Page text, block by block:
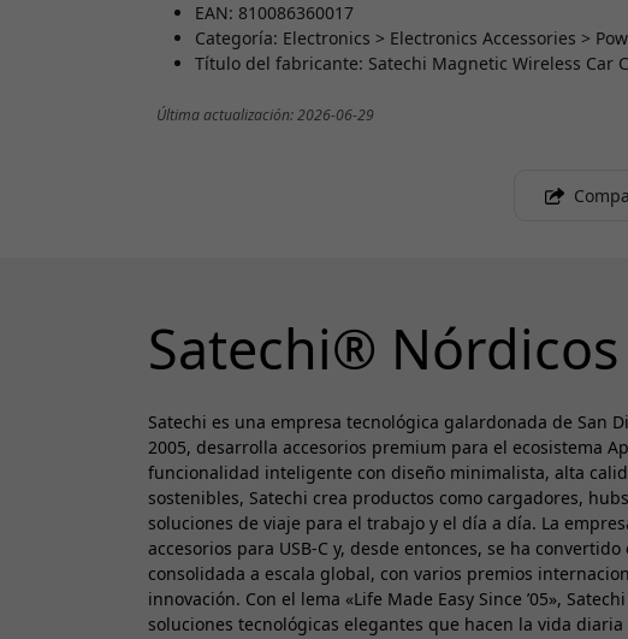
EAN: 810086360017
Categoría: Electronics > Electronics Accessories >
Título del fabricante: Satechi Magnetic Wireless Car
Última actualización: 2026-06-29
Satechi® Nórdicos
Satechi es una empresa tecnológica galardonada de San
2005, desarrolla accesorios premium para el ecosistema
funcionalidad inteligente con diseño minimalista, alta
sostenibles, Satechi crea productos como cargadores,
soluciones de viaje para el trabajo y el día a día. La
accesorios para USB-C y, desde entonces, se ha
consolidada a escala global, con varios premios
innovación. Con el lema «Life Made Easy Since ’05»,
soluciones tecnológicas elegantes que hacen la vida